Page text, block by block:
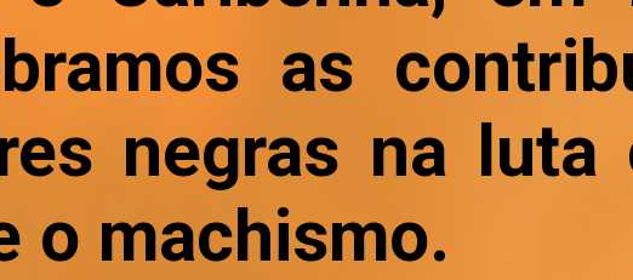
as
negras na luta
o machismo.